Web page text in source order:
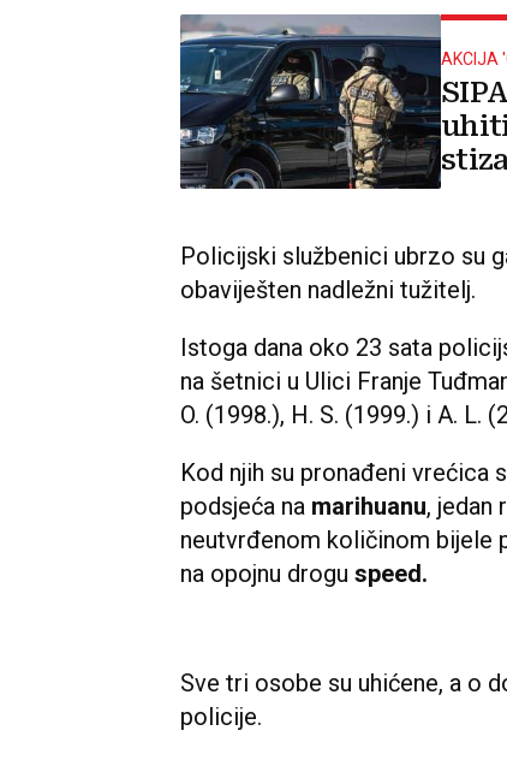
AKCIJA
Policijski službenici ubrzo su
obaviješten nadležni tužitelj.
Istoga dana oko 23 sata
na šetnici u Ulici Franje
O. (1998.), H. S. (1999.) i A. L.
Kod njih su pronađeni vrećica
podsjeća na marihuanu, jedan
neutvrđenom količinom bijele
na opojnu drogu speed.
Sve tri osobe su uhićene, a o
policije.